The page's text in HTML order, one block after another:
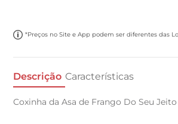
*Preços no Site e App podem ser diferentes das
Descrição Características
Coxinha da Asa de Frango Do Seu